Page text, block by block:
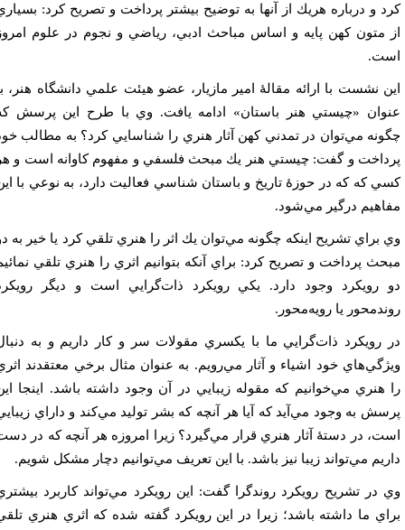
و درباره هريك از آنها به توضيح بيشتر پرداخت و تصريح كرد: بسياري
متون كهن پايه و اساس مباحث ادبي، رياضي و نجوم در علوم امروز
نشست با ارائه مقالۀ امير مازيار، عضو هيئت علمي دانشگاه هنر، با
«چيستي هنر باستان» ادامه يافت. وي با طرح اين پرسش كه
مي‌توان در تمدني كهن آثار هنري را شناسايي كرد؟ به مطالب خود
و گفت: چيستي هنر يك مبحث فلسفي و مفهوم كاوانه است و هر
كه كه در حوزۀ تاريخ و باستان شناسي فعاليت دارد، به نوعي با اين
درگير مي‌شود.
براي تشريح اينكه چگونه مي‌توان يك اثر را هنري تلقي كرد يا خير به دو
پرداخت و تصريح كرد: براي آنكه بتوانيم اثري را هنري تلقي نمائيم
رويكرد وجود دارد. يكي رويكرد ذات‌گرايي است و ديگر رويكرد
يا رويه‌محور.
رويكرد ذات‌گرايي ما با يكسري مقولات سر و كار داريم و به دنبال
خود اشياء و آثار مي‌رويم. به عنوان مثال برخي معتقدند اثري
هنري مي‌خوانيم كه مقوله زيبايي در آن وجود داشته باشد. اينجا اين
به وجود مي‌آيد كه آيا هر آنچه كه بشر توليد مي‌كند و داراي زيبايي
در دستۀ‌ آثار هنري قرار مي‌‌گيرد؟ زيرا امروزه هر آنچه كه در دست
مي‌تواند زيبا نيز باشد. با اين تعريف مي‌توانيم دچار مشكل شويم.
در تشريح رويكرد روندگرا گفت: اين رويكرد مي‌تواند كاربرد بيشتري
ما داشته باشد؛ زيرا در اين رويكرد گفته شده كه اثري هنري تلقي